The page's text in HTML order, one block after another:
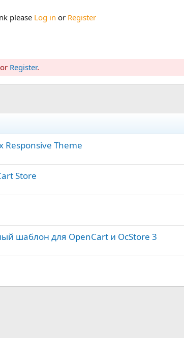
please Log in or Register
or Register.
Responsive Theme
Store
шаблон для OpenCart и OcStore 3